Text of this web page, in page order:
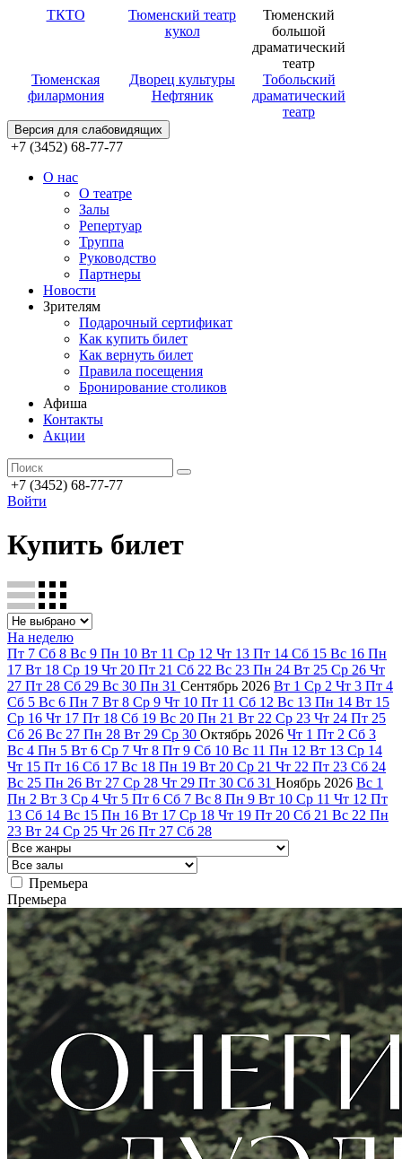
ТКТО
Тюменский театр
кукол
Тюменский
большой
драматический
театр
Тюменская
филармония
Дворец культуры
Нефтяник
Тобольский
драматический
театр
Версия для слабовидящих
+7 (3452) 68-77-77
О нас
О театре
Залы
Репертуар
Труппа
Руководство
Партнеры
Новости
Зрителям
Подарочный сертификат
Как купить билет
Как вернуть билет
Правила посещения
Бронирование столиков
Афиша
Контакты
Акции
+7 (3452) 68-77-77
Войти
Купить билет
На неделю
Пт 7 Сб 8 Вс 9 Пн 10 Вт 11 Ср 12 Чт 13 Пт 14 Сб 15 Вс 16 Пн
17 Вт 18 Ср 19 Чт 20 Пт 21 Сб 22 Вс 23 Пн 24 Вт 25 Ср 26 Чт
27 Пт 28 Сб 29 Вс 30 Пн 31 Сентябрь 2026 Вт 1 Ср 2 Чт 3 Пт 4
Сб 5 Вс 6 Пн 7 Вт 8 Ср 9 Чт 10 Пт 11 Сб 12 Вс 13 Пн 14 Вт 15
Ср 16 Чт 17 Пт 18 Сб 19 Вс 20 Пн 21 Вт 22 Ср 23 Чт 24 Пт 25
Сб 26 Вс 27 Пн 28 Вт 29 Ср 30 Октябрь 2026 Чт 1 Пт 2 Сб 3
Вс 4 Пн 5 Вт 6 Ср 7 Чт 8 Пт 9 Сб 10 Вс 11 Пн 12 Вт 13 Ср 14
Чт 15 Пт 16 Сб 17 Вс 18 Пн 19 Вт 20 Ср 21 Чт 22 Пт 23 Сб 24
Вс 25 Пн 26 Вт 27 Ср 28 Чт 29 Пт 30 Сб 31 Ноябрь 2026 Вс 1
Пн 2 Вт 3 Ср 4 Чт 5 Пт 6 Сб 7 Вс 8 Пн 9 Вт 10 Ср 11 Чт 12 Пт
13 Сб 14 Вс 15 Пн 16 Вт 17 Ср 18 Чт 19 Пт 20 Сб 21 Вс 22 Пн
23 Вт 24 Ср 25 Чт 26 Пт 27 Сб 28
Премьера
Премьера